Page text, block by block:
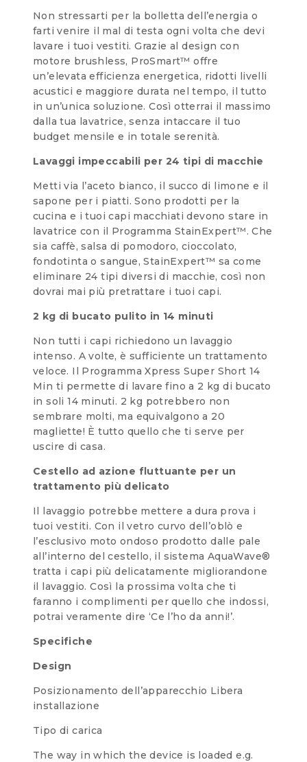
Non stressarti per la bolletta dell’energia o
farti venire il mal di testa ogni volta che devi
lavare i tuoi vestiti. Grazie al design con
motore brushless, ProSmart™ offre
un’elevata efficienza energetica, ridotti livelli
acustici e maggiore durata nel tempo, il tutto
in un’unica soluzione. Così otterrai il massimo
dalla tua lavatrice, senza intaccare il tuo
budget mensile e in totale serenità.
Lavaggi impeccabili per 24 tipi di macchie
Metti via l’aceto bianco, il succo di limone e il
sapone per i piatti. Sono prodotti per la
cucina e i tuoi capi macchiati devono stare in
lavatrice con il Programma StainExpert™. Che
sia caffè, salsa di pomodoro, cioccolato,
fondotinta o sangue, StainExpert™ sa come
eliminare 24 tipi diversi di macchie, così non
dovrai mai più pretrattare i tuoi capi.
2 kg di bucato pulito in 14 minuti
Non tutti i capi richiedono un lavaggio
intenso. A volte, è sufficiente un trattamento
veloce. Il Programma Xpress Super Short 14
Min ti permette di lavare fino a 2 kg di bucato
in soli 14 minuti. 2 kg potrebbero non
sembrare molti, ma equivalgono a 20
magliette! È tutto quello che ti serve per
uscire di casa.
Cestello ad azione fluttuante per un
trattamento più delicato
Il lavaggio potrebbe mettere a dura prova i
tuoi vestiti. Con il vetro curvo dell’oblò e
l’esclusivo moto ondoso prodotto dalle pale
all’interno del cestello, il sistema AquaWave®
tratta i capi più delicatamente migliorandone
il lavaggio. Così la prossima volta che ti
faranno i complimenti per quello che indossi,
potrai veramente dire ‘Ce l’ho da anni!’.
Specifiche
Design
Posizionamento dell’apparecchio Libera
installazione
Tipo di carica
The way in which the device is loaded e.g.